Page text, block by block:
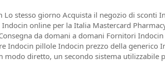
Lo stesso giorno Acquista il negozio di sconti
Indocin online per la Italia Mastercard
da domani a domani Fornitori
Indocin pillole Indocin prezzo della
modo diretto, un secondo sistema utilizzabile